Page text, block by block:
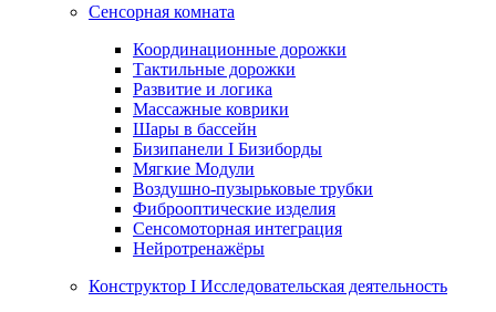
Сенсорная комната
Координационные дорожки
Тактильные дорожки
Развитие и логика
Массажные коврики
Шары в бассейн
Бизипанели I Бизиборды
Мягкие Модули
Воздушно-пузырьковые трубки
Фиброоптические изделия
Сенсомоторная интеграция
Нейротренажёры
Конструктор I Исследовательская деятельность